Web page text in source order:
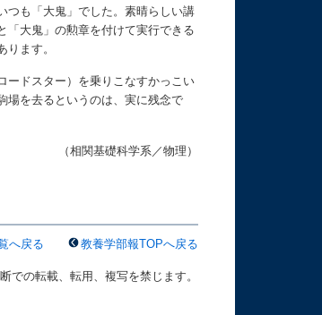
つも「大鬼」でした。素晴らしい講
「大鬼」の勲章を付けて実行できる
ます。
ードスター）を乗りこなすかっこい
場を去るというのは、実に残念で
（相関基礎科学系／物理）
へ戻る 教養学部報TOPへ戻る
での転載、転用、複写を禁じます。